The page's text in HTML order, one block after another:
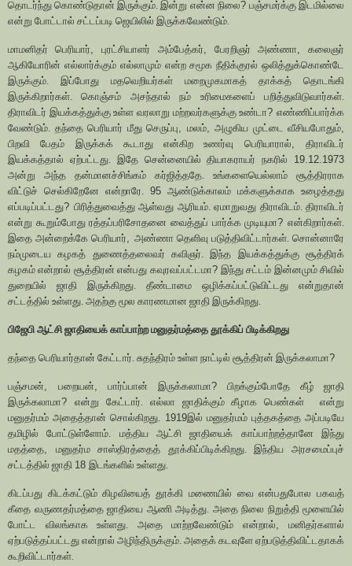
தொடர்ந்து கொண்டுதான் இருக்கும். இன்று என்ன நிலை? பஞ்சமர்க்கு இடமில்லை
என்று போட்டால் சட்டப்படி ஜெயிலில் இருக்கவேண்டும்.
மாமனிதர் பெரியார் ,புரட்சியாளர் அம்பேத்கர் பேரறிஞர் அண்ணா ,கலைஞர்
ஆகியோரின் எல்லார்க்கும் எல்லாமும் என்ற சமூக நீதிக்குரல் ஒலித்துக்கொண்டே
இருக்கும். இப்போது மதவெறியர்கள் மறைமுகமாகத் தாக்கத் தொடங்கி
இருக்கிறார்கள். கொஞ்சம் அசந்தால் நம் உரிமைகளைப் பறித்துவிடுவார்கள்.
திராவிடர் இயக்கத்துக்கு உள்ள வரலாறு மற்றவர்களுக்கு உண்டா?எண்ணிப்பார்க்க
வேண்டும். தந்தை பெரியார் மீது செருப்பு
மலம், அழுகிய முட்டை வீசியபோதும்
பிறவி பேதம் இருக்கக் கூடாது என்கிற உணர்வு பெரியாரால் ,திராவிடர்
இயக்கத்தால் ஏற்பட்டது. இதே சென்னையில் தியாகராயர் நகரில் 19.12.1973
அன்று அந்த தன்மானச்சிங்கம் கர்ஜித்ததே. உங்களையெல்லாம் சூத்திரராக
விட்டுச் செல்கிறேனே என்றாரே. 95ஆண்டுக்காலம் மக்களுக்காக உழைத்தது
எப்படிப்பட்டது? பிரித்துவைத்து ஆள்வது ஆரியம். ஏமாறுவது திராவிடம். திராவிடர்
என்று கூறும்போது ரத்தப்பரிசோதனை வைத்துப் பார்க்க முடியுமா?என்கிறார்கள்.
இதை அன்றைக்கே பெரியார்
அண்ணா தெளிவு படுத்திவிட்டார்கள். சொன்னாரே
நம்முடைய கழகத் துணைத்தலைவர் கவிஞர். இந்த இயக்கத்துக்கு சூத்திரக்
கழகம் என்றால் சூத்திரன் என்பது கவுரவப்பட்டமா? இந்து சட்டம் இன்னமும் சிவில்
துறையில் ஜாதி இருக்கிறது. தீண்டாமை ஒழிக்கப்பட்டுவிட்டது என்றுதான்
சட்டத்தில் உள்ளது. அதற்கு மூல காரணமான ஜாதி இருக்கிறது.
பிஜேபி ஆட்சி ஜாதியைக் காப்பாற்ற மனுதர்மத்தை தூக்கிப் பிடிக்கிறது
தந்தை பெரியார்தான் கேட்டார். சுதந்திரம் உள்ள நாட்டில் சூத்திரன் இருக்கலாமா?
பஞ்சமன் பறையன் பார்ப்பான் இருக்கலாமா? பிறக்கும்போதே கீழ் ஜாதி
இருக்கலாமா? என்று கேட்டார். எல்லா ஜாதிக்கும் கீழாக பெண்கள்
என்று
மனுதர்மம் அதைத்தான் சொல்கிறது. 1919இல் மனுதர்மம் புத்தகத்தை அப்படியே
தமிழில் போட்டுள்ளோம். மத்திய ஆட்சி ஜாதியைக் காப்பாற்றத்தானே இந்து
மதத்தை
மனுதர்ம சாஸ்திரத்தைத் தூக்கிப்பிடிக்கிறது. இந்திய அரசமைப்புச்
சட்டத்தில் ஜாதி 18 இடங்களில் உள்ளது.
கிடப்பது கிடக்கட்டும் கிழவியைத் தூக்கி மணையில் வை என்பதுபோல பகவத்
கீதை வருணதர்மத்தை ஜாதியை ஆணி அடித்து. அதை நிலை நிறுத்தி மூளையில்
போட்ட விலங்காக உள்ளது. அதை மாற்றவேண்டும் என்றால்
மனிதர்களால்
ஏற்படுத்தப்பட்டது என்றால் அழிந்திருக்கும். அதைக் கடவுளே ஏற்படுத்திவிட்டதாகக்
கூறிவிட்டார்கள்.